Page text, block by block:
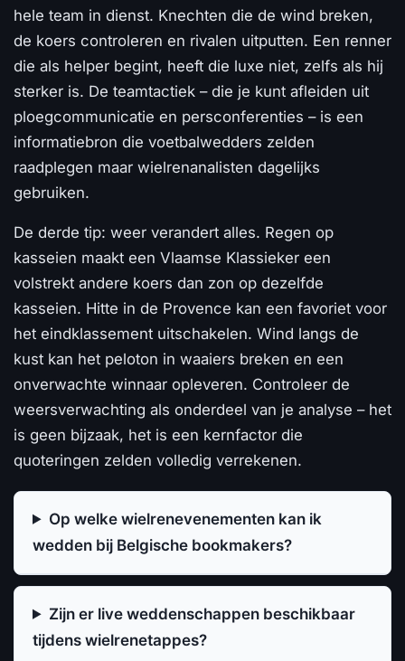
hele team in dienst. Knechten die de wind breken,
de koers controleren en rivalen uitputten. Een renner
die als helper begint, heeft die luxe niet, zelfs als hij
sterker is. De teamtactiek – die je kunt afleiden uit
ploegcommunicatie en persconferenties – is een
informatiebron die voetbalwedders zelden
raadplegen maar wielrenanalisten dagelijks
gebruiken.
De derde tip: weer verandert alles. Regen op
kasseien maakt een Vlaamse Klassieker een
volstrekt andere koers dan zon op dezelfde
kasseien. Hitte in de Provence kan een favoriet voor
het eindklassement uitschakelen. Wind langs de
kust kan het peloton in waaiers breken en een
onverwachte winnaar opleveren. Controleer de
weersverwachting als onderdeel van je analyse – het
is geen bijzaak, het is een kernfactor die
quoteringen zelden volledig verrekenen.
Op welke wielrenevenementen kan ik
wedden bij Belgische bookmakers?
Zijn er live weddenschappen beschikbaar
tijdens wielrenetappes?